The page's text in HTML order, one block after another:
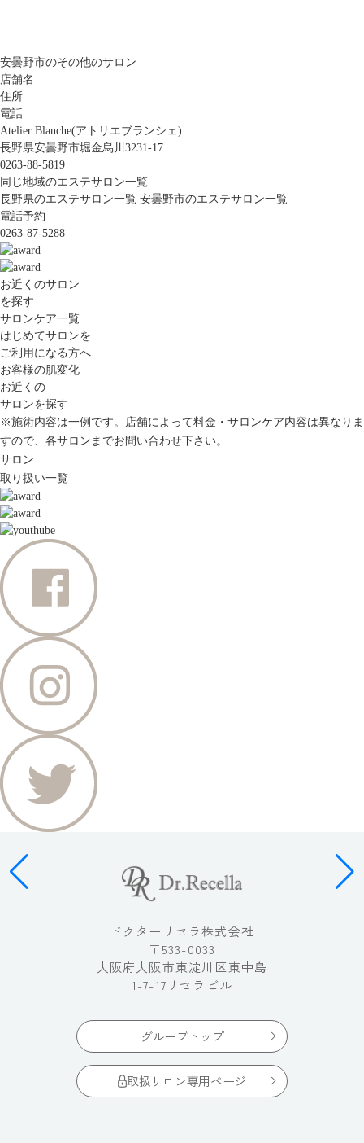
安曇野市のその他のサロン
店舗名
住所
電話
Atelier Blanche(アトリエブランシェ)
長野県安曇野市堀金烏川3231-17
0263-88-5819
同じ地域のエステサロン一覧
長野県のエステサロン一覧 安曇野市のエステサロン一覧
電話予約
0263-87-5288
お近くのサロン
を探す
サロンケア一覧
はじめてサロンを
ご利用になる方へ
お客様の肌変化
お近くの
サロンを探す
※施術内容は一例です。店舗によって料金・サロンケア内容は異なりま
すので、各サロンまでお問い合わせ下さい。
サロン
取り扱い一覧
ドクターリセラ株式会社
〒533-0033
大阪府大阪市東淀川区東中島
1-7-17リセラビル
グループトップ
取扱サロン専用ページ